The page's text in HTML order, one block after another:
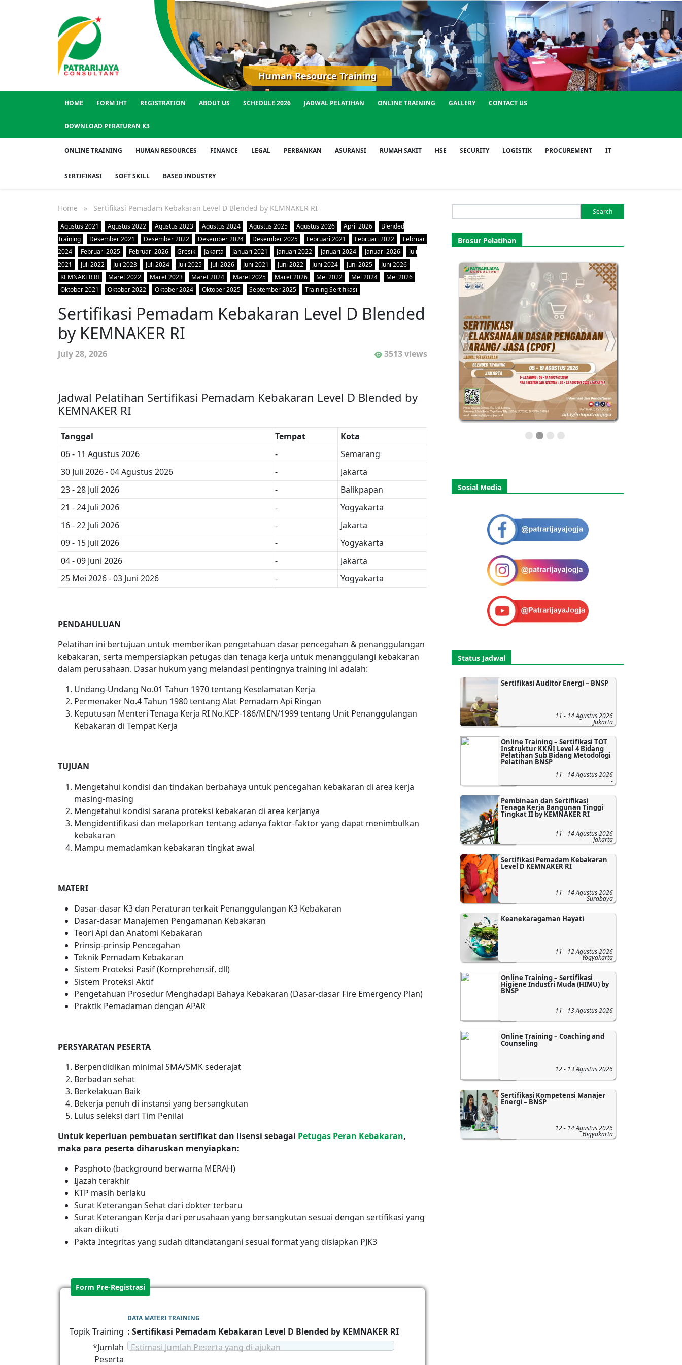
Human Resource Training
HOME FORM IHT REGISTRATION ABOUT US SCHEDULE 2026 JADWAL PELATIHAN ONLINE TRAINING GALLERY CONTACT US
DOWNLOAD PERATURAN K3
ONLINE TRAINING HUMAN RESOURCES FINANCE LEGAL PERBANKAN ASURANSI RUMAH SAKIT HSE SECURITY LOGISTIK PROCUREMENT IT
SERTIFIKASI SOFT SKILL BASED INDUSTRY
Home » Sertifikasi Pemadam Kebakaran Level D Blended by KEMNAKER RI
Agustus 2021 Agustus 2022 Agustus 2023 Agustus 2024 Agustus 2025 Agustus 2026 April 2026
Blended
Training
Desember 2021 Desember 2022 Desember 2024 Desember 2025 Februari 2021 Februari 2022
Februari
2024
Februari 2025 Februari 2026 Gresik Jakarta Januari 2021 Januari 2022 Januari 2024 Januari 2026
Juli
2021
Juli 2022 Juli 2023 Juli 2024 Juli 2025 Juli 2026 Juni 2021 Juni 2022 Juni 2024 Juni 2025
Juni 2026
KEMNAKER RI
Maret 2022 Maret 2023 Maret 2024 Maret 2025 Maret 2026 Mei 2022 Mei 2024
Mei 2026
Oktober 2021
Oktober 2022 Oktober 2024 Oktober 2025 September 2025 Training Sertifikasi
Sertifikasi Pemadam Kebakaran Level D Blended
by KEMNAKER RI
July 28, 2026 3513 views
Jadwal Pelatihan Sertifikasi Pemadam Kebakaran Level D Blended by
KEMNAKER RI
Tanggal Tempat
Kota
06 - 11 Agustus 2026
-
Semarang
30 Juli 2026 - 04 Agustus 2026
-
Jakarta
23 - 28 Juli 2026
-
Balikpapan
21 - 24 Juli 2026
-
Yogyakarta
16 - 22 Juli 2026
-
Jakarta
09 - 15 Juli 2026
-
Yogyakarta
04 - 09 Juni 2026
-
Jakarta
25 Mei 2026 - 03 Juni 2026
- Yogyakarta
PENDAHULUAN
Pelatihan ini bertujuan untuk memberikan pengetahuan dasar pencegahan & penanggulangan
kebakaran, serta mempersiapkan petugas dan tenaga kerja untuk menanggulangi kebakaran
dalam perusahaan. Dasar hukum yang melandasi pentingnya training ini adalah:
Undang-Undang No.01 Tahun 1970 tentang Keselamatan Kerja
Permenaker No.4 Tahun 1980 tentang Alat Pemadam Api Ringan
Keputusan Menteri Tenaga Kerja RI No.KEP-186/MEN/1999 tentang Unit Penanggulangan
Kebakaran di Tempat Kerja
TUJUAN
Mengetahui kondisi dan tindakan berbahaya untuk pencegahan kebakaran di area kerja
masing-masing
Mengetahui kondisi sarana proteksi kebakaran di area kerjanya
Mengidentifikasi dan melaporkan tentang adanya faktor-faktor yang dapat menimbulkan
kebakaran
Mampu memadamkan kebakaran tingkat awal
MATERI
Dasar-dasar K3 dan Peraturan terkait Penanggulangan K3 Kebakaran
Dasar-dasar Manajemen Pengamanan Kebakaran
Teori Api dan Anatomi Kebakaran
Prinsip-prinsip Pencegahan
Teknik Pemadam Kebakaran
Sistem Proteksi Pasif (Komprehensif, dll)
Sistem Proteksi Aktif
Pengetahuan Prosedur Menghadapi Bahaya Kebakaran (Dasar-dasar Fire Emergency Plan)
Praktik Pemadaman dengan APAR
PERSYARATAN PESERTA
Berpendidikan minimal SMA/SMK sederajat
Berbadan sehat
Berkelakuan Baik
Bekerja penuh di instansi yang bersangkutan
Lulus seleksi dari Tim Penilai
Untuk keperluan pembuatan sertifikat dan lisensi sebagai Petugas Peran Kebakaran,
maka para peserta diharuskan menyiapkan:
Pasphoto (background berwarna MERAH)
Ijazah terakhir
KTP masih berlaku
Surat Keterangan Sehat dari dokter terbaru
Surat Keterangan Kerja dari perusahaan yang bersangkutan sesuai dengan sertifikasi yang
akan diikuti
Pakta Integritas yang sudah ditandatangani sesuai format yang disiapkan PJK3
Form Pre-Registrasi
DATA MATERI TRAINING
Topik Training : Sertifikasi Pemadam Kebakaran Level D Blended by KEMNAKER RI
*Jumlah
Peserta
Estimasi Jumlah Peserta yang di ajukan
for:
Brosur Pelatihan
Sosial Media
Status Jadwal
Sertifikasi Auditor Energi – BNSP
11 - 14 Agustus 2026
Jakarta
Online Training – Sertifikasi TOT
Instruktur KKNI Level 4 Bidang
Pelatihan Sub Bidang Metodologi
Pelatihan BNSP
11 - 14 Agustus 2026
-
Pembinaan dan Sertifikasi
Tenaga Kerja Bangunan Tinggi
Tingkat II by KEMNAKER RI
11 - 14 Agustus 2026
Jakarta
Sertifikasi Pemadam Kebakaran
Level D KEMNAKER RI
11 - 14 Agustus 2026
Surabaya
Keanekaragaman Hayati
11 - 12 Agustus 2026
Yogyakarta
Online Training – Sertifikasi
Higiene Industri Muda (HIMU) by
BNSP
11 - 13 Agustus 2026
-
Online Training – Coaching and
Counseling
12 - 13 Agustus 2026
-
Sertifikasi Kompetensi Manajer
Energi – BNSP
12 - 14 Agustus 2026
Yogyakarta